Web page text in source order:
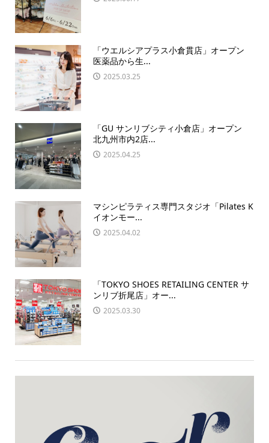
「ウエルシアプラス小倉貫店」オープン
医薬品から生...
2025.03.25
「GU サンリブシティ小倉店」オープン
北九州市内2店...
2025.04.25
マシンピラティス専門スタジオ「Pilates K
イオンモー...
2025.04.02
「TOKYO SHOES RETAILING CENTER サ
ンリブ折尾店」オー...
2025.03.30